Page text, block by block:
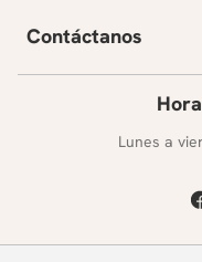
Contáctanos
Lunes a